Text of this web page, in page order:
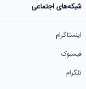
شبکه‌های اجتماعی
اینستاگرام
فیسبوک
تلگرام